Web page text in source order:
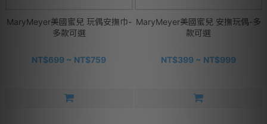
MaryMeyer美國蜜兒 玩偶安撫巾-
多款可選
NT$699 ~ NT$759
MaryMeyer美國蜜兒 安撫玩偶-多
款可選
NT$399 ~ NT$999